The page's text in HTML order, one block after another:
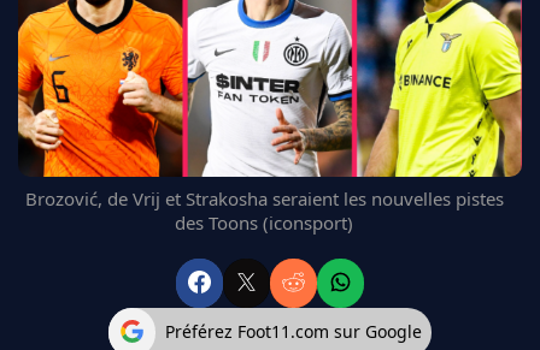
FC BARCELONE
MANCHESTER UNITED
CHELSEA
ARSENAL
BAYERN
L'AVIS DE LA RÉDAC'
Brozović, de Vrij et Strakosha seraient les nouvelles pistes
des Toons (iconsport)
Préférez Foot11.com sur Google